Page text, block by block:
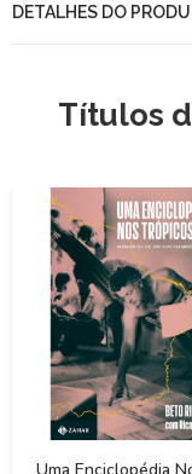
DETALHES DO
Títulos
Uma Enciclopédia